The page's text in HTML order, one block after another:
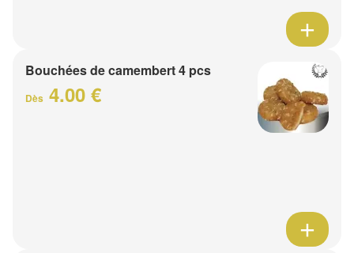
Bouchées de camembert 4 pcs
Dès 4.00 €